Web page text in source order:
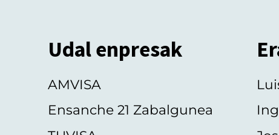
Udal enpresak
AMVISA
Ensanche 21 Zabalgunea